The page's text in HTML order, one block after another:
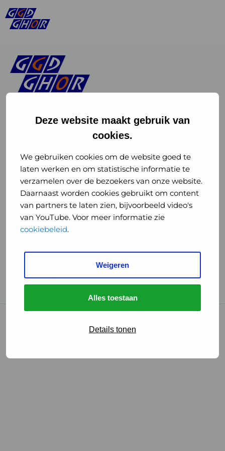
Deze website maakt gebruik van
cookies.
We gebruiken cookies om de website goed te
laten werken en om statistische informatie te
verzamelen over de bezoekers van onze website.
Daarnaast worden cookies gebruikt om content
van partners te laten zien, bijvoorbeeld video's
van YouTube. Voor meer informatie zie
cookiebeleid.
Weigeren
Alles toestaan
Details tonen
of
GGD
GHOR
Nederland
Instagram
of
GGD
GHOR
Nederland
GGD Reizen op social media
GGD Reizen
GGD Reisvaccinaties